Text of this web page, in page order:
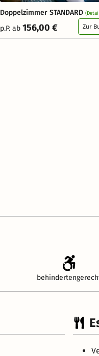
Doppelzimmer STANDARD
p.P. ab 156,00 € Zur